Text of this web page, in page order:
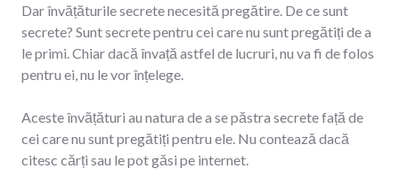
Dar învățăturile secrete necesită pregătire. De ce sunt
secrete? Sunt secrete pentru cei care nu sunt pregătiți de a
le primi. Chiar dacă învață astfel de lucruri, nu va fi de folos
pentru ei, nu le vor înțelege.
Aceste învățături au natura de a se păstra secrete față de
cei care nu sunt pregătiți pentru ele. Nu contează dacă
citesc cărți sau le pot găsi pe internet.